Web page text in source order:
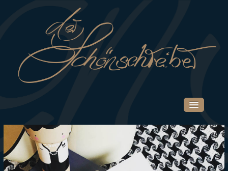
START
PORTFOLIO
UNTERNEHMEN